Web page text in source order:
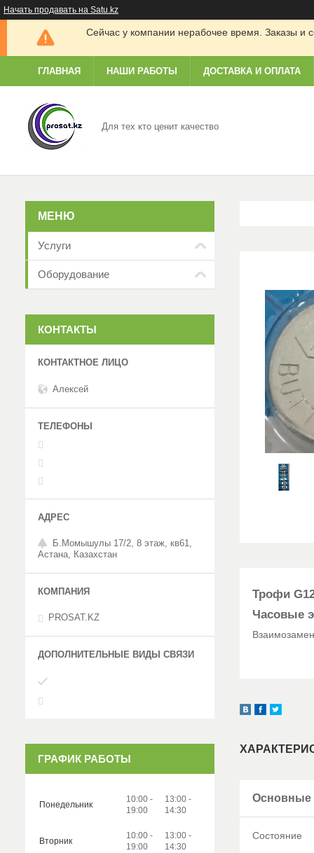
Начать продавать на Satu.kz
Сейчас у компании нерабочее время. Заказы и
ГЛАВНАЯ НАШИ РАБОТЫ ДОСТАВКА И ОПЛАТА
Для тех кто ценит качество
Трофи
Часовые
Основные
Состояние
Услуги
Оборудование
КОНТАКТЫ
Алексей
Б.Момышулы 17/2, 8 этаж, кв61,
Астана, Казахстан
PROSAT.KZ
ГРАФИК РАБОТЫ
Понедельник
10:00
19:00
13:00
14:30
Вторник
10:00
19:00
13:00
14:30